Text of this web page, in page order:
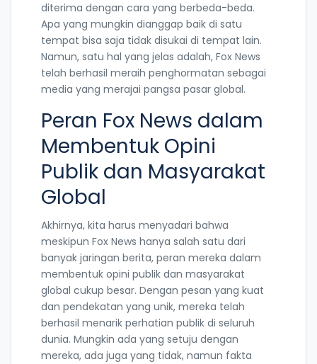
diterima dengan cara yang berbeda-beda.
Apa yang mungkin dianggap baik di satu
tempat bisa saja tidak disukai di tempat lain.
Namun, satu hal yang jelas adalah, Fox News
telah berhasil meraih penghormatan sebagai
media yang merajai pangsa pasar global.
Peran Fox News dalam
Membentuk Opini
Publik dan Masyarakat
Global
Akhirnya, kita harus menyadari bahwa
meskipun Fox News hanya salah satu dari
banyak jaringan berita, peran mereka dalam
membentuk opini publik dan masyarakat
global cukup besar. Dengan pesan yang kuat
dan pendekatan yang unik, mereka telah
berhasil menarik perhatian publik di seluruh
dunia. Mungkin ada yang setuju dengan
mereka, ada juga yang tidak, namun fakta